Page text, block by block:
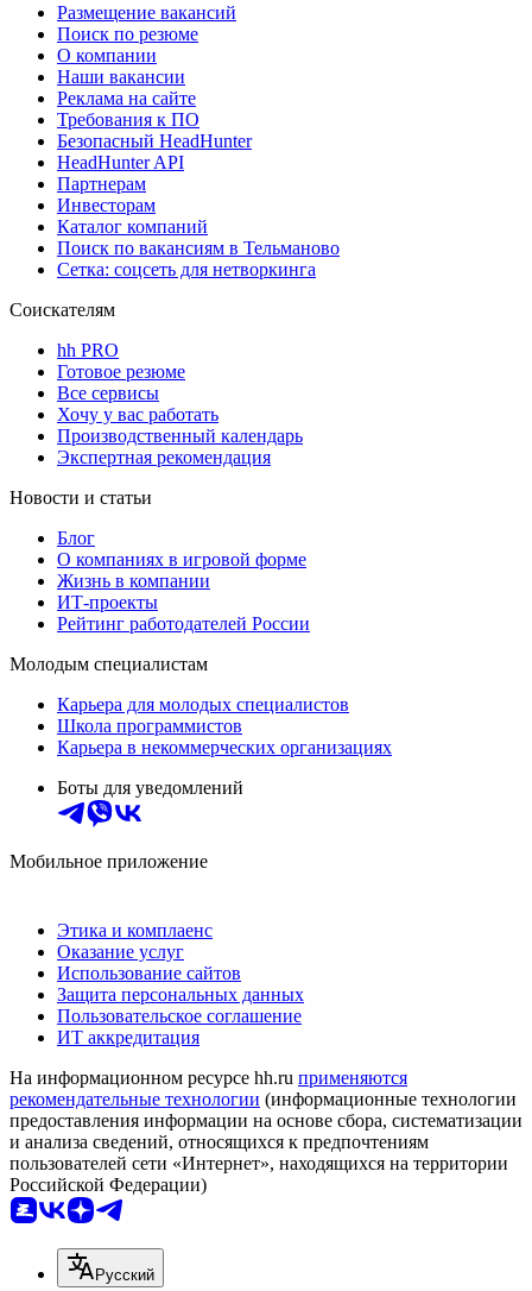
Размещение вакансий
Поиск по резюме
О компании
Наши вакансии
Реклама на сайте
Требования к ПО
Безопасный HeadHunter
HeadHunter API
Партнерам
Инвесторам
Каталог компаний
Поиск по вакансиям в Тельманово
Сетка: соцсеть для нетворкинга
Соискателям
hh PRO
Готовое резюме
Все сервисы
Хочу у вас работать
Производственный календарь
Экспертная рекомендация
Новости и статьи
Блог
О компаниях в игровой форме
Жизнь в компании
ИТ-проекты
Рейтинг работодателей России
Молодым специалистам
Карьера для молодых специалистов
Школа программистов
Карьера в некоммерческих организациях
Боты для уведомлений
Мобильное приложение
Этика и комплаенс
Оказание услуг
Использование сайтов
Защита персональных данных
Пользовательское соглашение
ИТ аккредитация
На информационном ресурсе hh.ru применяются
рекомендательные технологии (информационные технологии
предоставления информации на основе сбора, систематизации
и анализа сведений, относящихся к предпочтениям
пользователей сети «Интернет», находящихся на территории
Российской Федерации)
Русский